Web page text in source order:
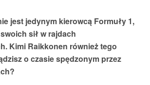
jest jedynym kierowcą Formuły 1,
sił w rajdach
Kimi Raikkonen również tego
o czasie spędzonym przez